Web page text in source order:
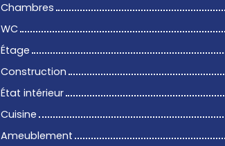
Chambres
WC
Étage
Construction
État intérieur
Cuisine
Ameublement